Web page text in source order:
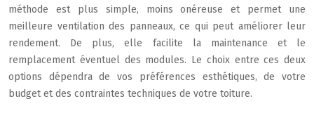
méthode est plus simple, moins onéreuse et permet une
meilleure ventilation des panneaux, ce qui peut améliorer leur
rendement. De plus, elle facilite la maintenance et le
remplacement éventuel des modules. Le choix entre ces deux
options dépendra de vos préférences esthétiques, de votre
budget et des contraintes techniques de votre toiture.